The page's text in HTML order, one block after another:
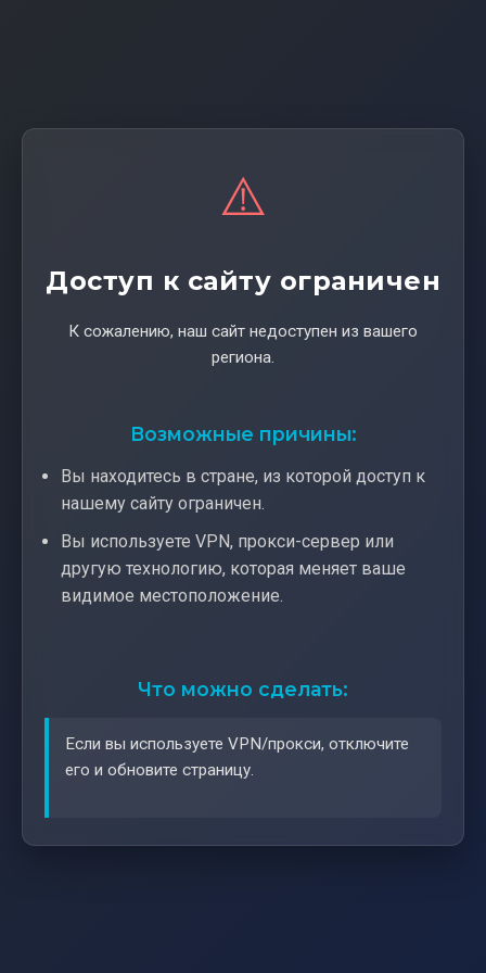
⚠️
Доступ к сайту ограничен
К сожалению, наш сайт недоступен из вашего
региона.
Возможные причины:
Вы находитесь в стране, из которой доступ к
нашему сайту ограничен.
Вы используете VPN, прокси-сервер или
другую технологию, которая меняет ваше
видимое местоположение.
Что можно сделать:
Если вы используете VPN/прокси, отключите
его и обновите страницу.